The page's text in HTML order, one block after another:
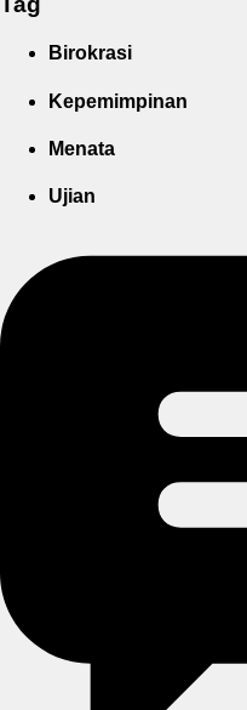
Birokrasi
Kepemimpinan
Menata
Ujian